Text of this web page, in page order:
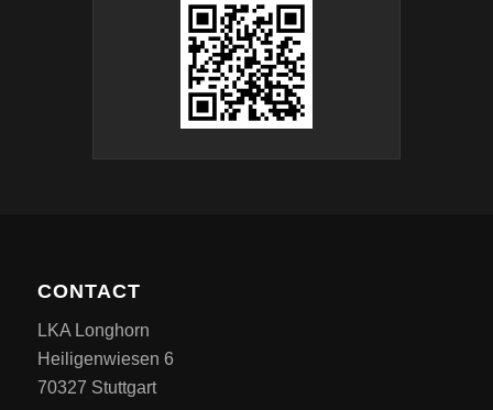
CONTACT
LKA Longhorn
Heiligenwiesen 6
70327 Stuttgart